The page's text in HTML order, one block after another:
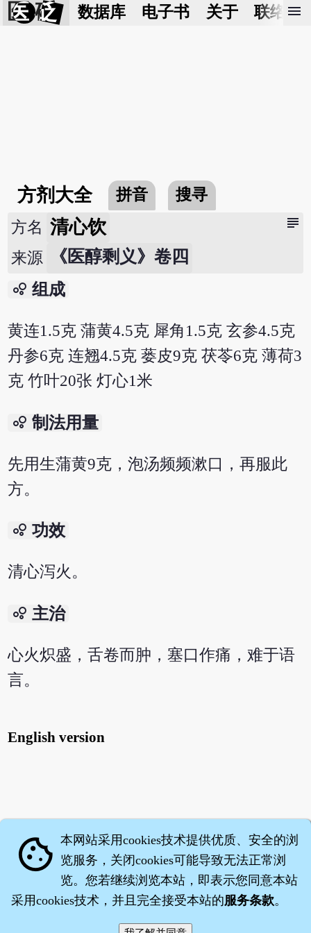
医 砭 数据库 电子书 关于 联络我
menu
方剂大全 拼音 搜寻
subject
方名 清心饮
来源 《医醇剩义》卷四
bubble_chart 组成
黄连1.5克 蒲黄4.5克 犀角1.5克 玄参4.5克
丹参6克 连翘4.5克 蒌皮9克 茯苓6克 薄荷3
克 竹叶20张 灯心1米
bubble_chart 制法用量
先用生蒲黄9克，泡汤频频漱口，再服此
方。
bubble_chart 功效
清心泻火。
bubble_chart 主治
心火炽盛，舌卷而肿，塞口作痛，难于语
言。
English version
cookie 本网站采用cookies技术提供优质、安全的浏
览服务，关闭cookies可能导致无法正常浏
览。您若继续浏览本站，即表示您同意本站
采用cookies技术，并且完全接受本站的服务条款。